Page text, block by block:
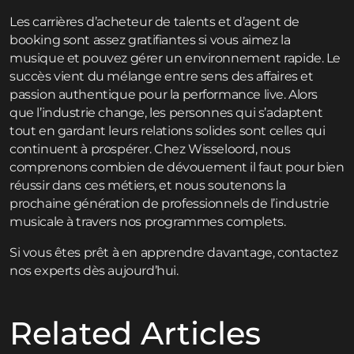
Les carrières d’acheteur de talents et d’agent de
booking sont assez gratifiantes si vous aimez la
musique et pouvez gérer un environnement rapide. Le
succès vient du mélange entre sens des affaires et
passion authentique pour la performance live. Alors
que l’industrie change, les personnes qui s’adaptent
tout en gardant leurs relations solides sont celles qui
continuent à prospérer. Chez Wisseloord, nous
comprenons combien de dévouement il faut pour bien
réussir dans ces métiers, et nous soutenons la
prochaine génération de professionnels de l’industrie
musicale à travers nos programmes complets.
Si vous êtes prêt à en apprendre davantage,contactez
nos experts dès aujourd’hui.
Related Articles